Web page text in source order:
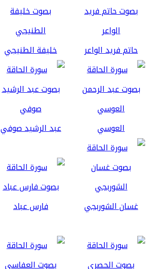
حاتم فريد الواعر خليفة الطنيجي
العوسي عبد الرشيد صوفي
غسان الشوربجي فارس عباد